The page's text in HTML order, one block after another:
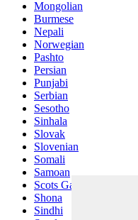
Mongolian
Burmese
Nepali
Norwegian
Pashto
Persian
Punjabi
Serbian
Sesotho
Sinhala
Slovak
Slovenian
Somali
Samoan
Scots Gaelic
Shona
Sindhi